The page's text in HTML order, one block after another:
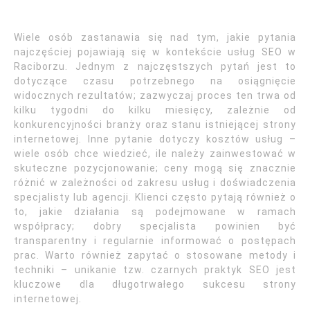
Wiele osób zastanawia się nad tym, jakie pytania
najczęściej pojawiają się w kontekście usług SEO w
Raciborzu. Jednym z najczęstszych pytań jest to
dotyczące czasu potrzebnego na osiągnięcie
widocznych rezultatów; zazwyczaj proces ten trwa od
kilku tygodni do kilku miesięcy, zależnie od
konkurencyjności branży oraz stanu istniejącej strony
internetowej. Inne pytanie dotyczy kosztów usług –
wiele osób chce wiedzieć, ile należy zainwestować w
skuteczne pozycjonowanie; ceny mogą się znacznie
różnić w zależności od zakresu usług i doświadczenia
specjalisty lub agencji. Klienci często pytają również o
to, jakie działania są podejmowane w ramach
współpracy; dobry specjalista powinien być
transparentny i regularnie informować o postępach
prac. Warto również zapytać o stosowane metody i
techniki – unikanie tzw. czarnych praktyk SEO jest
kluczowe dla długotrwałego sukcesu strony
internetowej.